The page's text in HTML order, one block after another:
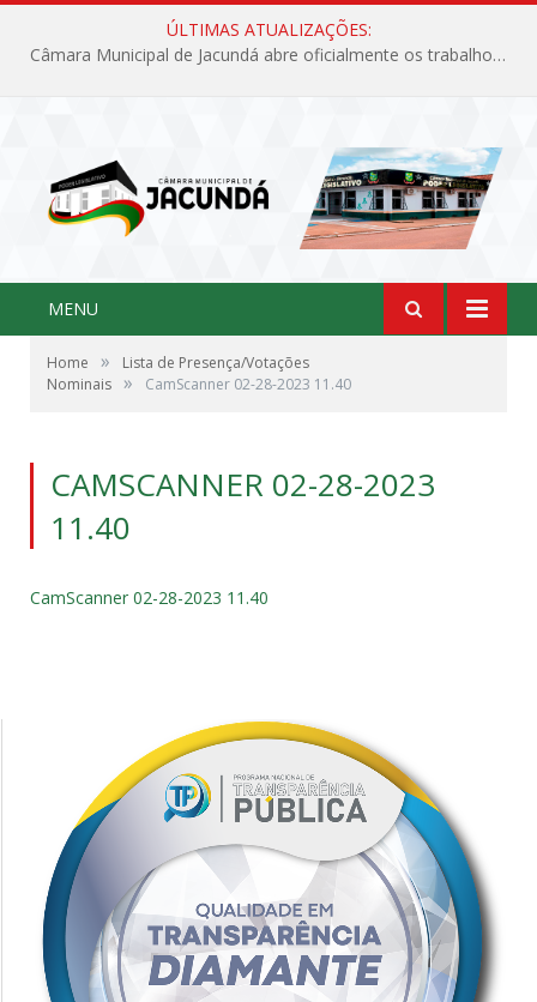
ÚLTIMAS ATUALIZAÇÕES:
Câmara Municipal de Jacundá abre oficialmente os trabalhos legislativos de 2026
MENU
Home »
Lista de Presença/Votações
Nominais » CamScanner 02-28-2023 11.40
CAMSCANNER 02-28-2023
11.40
CamScanner 02-28-2023 11.40